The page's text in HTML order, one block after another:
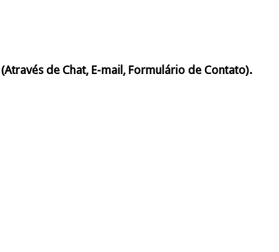
(Através de Chat, E-mail, Formulário de Contato).